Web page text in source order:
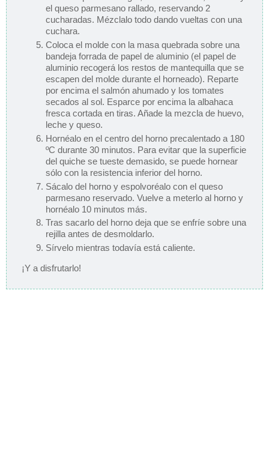
el queso parmesano rallado, reservando 2
cucharadas. Mézclalo todo dando vueltas con una
cuchara.
Coloca el molde con la masa quebrada sobre una
bandeja forrada de papel de aluminio (el papel de
aluminio recogerá los restos de mantequilla que se
escapen del molde durante el horneado). Reparte
por encima el salmón ahumado y los tomates
secados al sol. Esparce por encima la albahaca
fresca cortada en tiras. Añade la mezcla de huevo,
leche y queso.
Hornéalo en el centro del horno precalentado a 180
ºC durante 30 minutos. Para evitar que la superficie
del quiche se tueste demasido, se puede hornear
sólo con la resistencia inferior del horno.
Sácalo del horno y espolvoréalo con el queso
parmesano reservado. Vuelve a meterlo al horno y
hornéalo 10 minutos más.
Tras sacarlo del horno deja que se enfríe sobre una
rejilla antes de desmoldarlo.
Sírvelo mientras todavía está caliente.
¡Y a disfrutarlo!